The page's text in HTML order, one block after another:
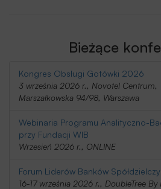
Bieżące
Kongres Obsługi Gotówki 2026
3 września 2026 r., Novotel Centrum,
Marszałkowska 94/98, Warszawa
Webinaria Programu Analityczno-
przy Fundacji WIB
Wrzesień 2026 r., ONLINE
Forum Liderów Banków
16-17 września 2026 r., DoubleTree By